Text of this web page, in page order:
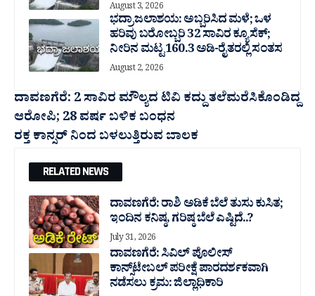
August 3, 2026
ಭದ್ರಾ ಜಲಾಶಯ: ಅಬ್ಬರಿಸಿದ ಮಳೆ; ಒಳ
ಹರಿವು ಬರೋಬ್ಬರಿ 32 ಸಾವಿರ‌ ಕ್ಯೂಸೆಕ್;
ನೀರಿನ ಮಟ್ಟ 160.3 ಅಡಿ-ರೈತರಲ್ಲಿ ಸಂತಸ
August 2, 2026
ದಾವಣಗೆರೆ: 2 ಸಾವಿರ ಮೌಲ್ಯದ ಟಿವಿ ಕದ್ದು ತಲೆಮರೆಸಿಕೊಂಡಿದ್ದ
ಆರೋಪಿ; 28 ವರ್ಷ ಬಳಿಕ ಬಂಧನ
ರಕ್ತ ಕಾನ್ಸರ್ ನಿಂದ ಬಳಲುತ್ತಿರುವ ಬಾಲಕ
RELATED NEWS
ದಾವಣಗೆರೆ: ರಾಶಿ ಅಡಿಕೆ ಬೆಲೆ ತುಸು‌ ಕುಸಿತ;
ಇಂದಿನ ಕನಿಷ್ಠ, ಗರಿಷ್ಠ ಬೆಲೆ ಎಷ್ಟಿದೆ..?
July 31, 2026
ದಾವಣಗೆರೆ: ಸಿವಿಲ್ ಪೊಲೀಸ್
ಕಾನ್ಸ್‌ಟೇಬಲ್ ಪರೀಕ್ಷೆ ಪಾರದರ್ಶಕವಾಗಿ
ನಡೆಸಲು ಕ್ರಮ: ಜಿಲ್ಲಾಧಿಕಾರಿ